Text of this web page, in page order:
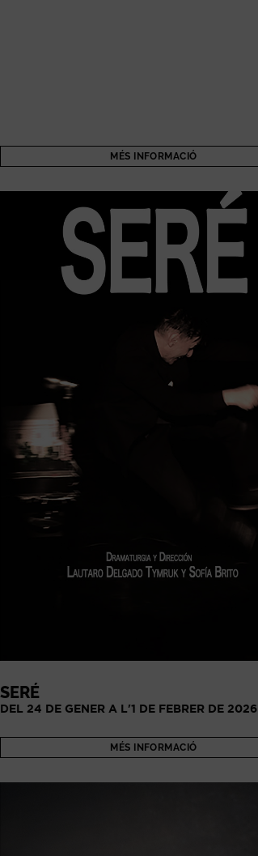
MÉS INFORMACIÓ
SERÉ
DEL 24 DE GENER A L'1 DE FEBRER DE 2026
MÉS INFORMACIÓ